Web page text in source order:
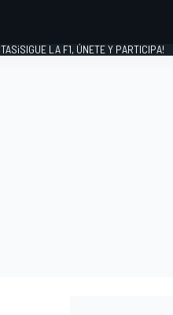
¡SIGUE LA F1, ÚNETE Y PARTICIPA!